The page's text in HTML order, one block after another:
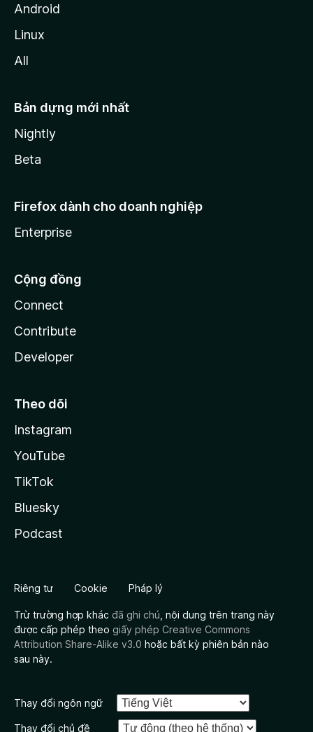
Android
Linux
All
Bản dựng mới nhất
Nightly
Beta
Firefox dành cho doanh nghiệp
Enterprise
Cộng đồng
Connect
Contribute
Developer
Theo dõi
Instagram
YouTube
TikTok
Bluesky
Podcast
Riêng tư Cookie Pháp lý
Trừ trường hợp khác đã ghi chú , nội dung trên trang này
được cấp phép theo giấy phép Creative Commons
Attribution Share-Alike v3.0 hoặc bất kỳ phiên bản nào
sau này.
Thay đổi ngôn ngữ
Thay đổi chủ đề